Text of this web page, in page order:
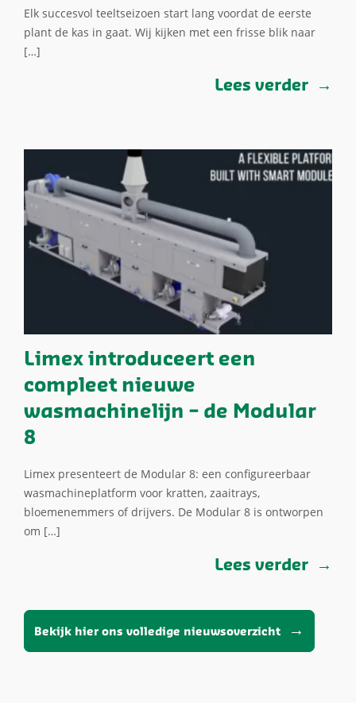
Elk succesvol teeltseizoen start lang voordat de eerste
plant de kas in gaat. Wij kijken met een frisse blik naar
[…]
Lees verder
Limex introduceert een
compleet nieuwe
wasmachinelijn – de Modular
8
Limex presenteert de Modular 8: een configureerbaar
wasmachineplatform voor kratten, zaaitrays,
bloemenemmers of drijvers. De Modular 8 is ontworpen
om […]
Lees verder
Bekijk hier ons volledige nieuwsoverzicht